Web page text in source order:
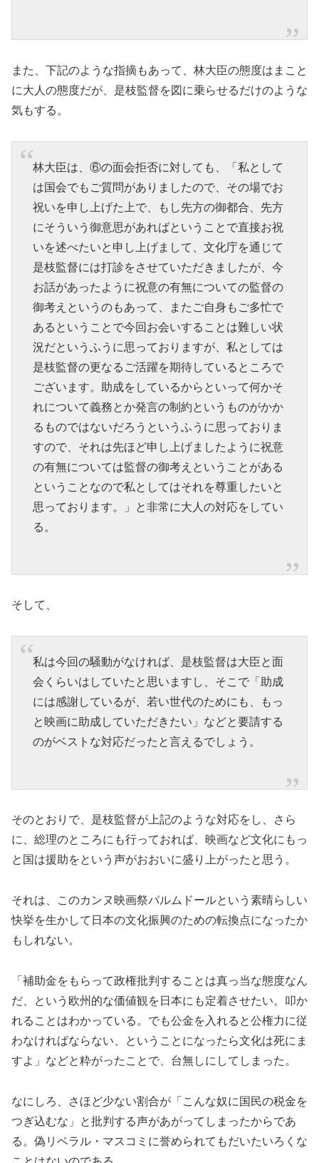
また、下記のような指摘もあって、林大臣の態度はまこと
に大人の態度だが、是枝監督を図に乗らせるだけのような
気もする。
林大臣は、⑥の面会拒否に対しても、「私として
は国会でもご質問がありましたので、その場でお
祝いを申し上げた上で、もし先方の御都合、先方
にそういう御意思があればということで直接お祝
いを述べたいと申し上げまして、文化庁を通じて
是枝監督には打診をさせていただきましたが、今
お話があったように祝意の有無についての監督の
御考えというのもあって、またご自身もご多忙で
あるということで今回お会いすることは難しい状
況だというふうに思っておりますが、私としては
是枝監督の更なるご活躍を期待しているところで
ございます。助成をしているからといって何かそ
れについて義務とか発言の制約というものがかか
るものではないだろうというふうに思っておりま
すので、それは先ほど申し上げましたように祝意
の有無については監督の御考えということがある
ということなので私としてはそれを尊重したいと
思っております。」と非常に大人の対応をしてい
る。
そして、
私は今回の騒動がなければ、是枝監督は大臣と面
会くらいはしていたと思いますし、そこで「助成
には感謝しているが、若い世代のためにも、もっ
と映画に助成していただきたい」などと要請する
のがベストな対応だったと言えるでしょう。
そのとおりで、是枝監督が上記のような対応をし、さら
に、総理のところにも行っておれば、映画など文化にもっ
と国は援助をという声がおおいに盛り上がったと思う。
それは、このカンヌ映画祭パルムドールという素晴らしい
快挙を生かして日本の文化振興のための転換点になったか
もしれない。
「補助金をもらって政権批判することは真っ当な態度なん
だ、という欧州的な価値観を日本にも定着させたい。叩か
れることはわかっている。でも公金を入れると公権力に従
わなければならない、ということになったら文化は死にま
すよ」などと粋がったことで、台無しにしてしまった。
なにしろ、さほど少ない割合が「こんな奴に国民の税金を
つぎ込むな」と批判する声があがってしまったからであ
る。偽リベラル・マスコミに誉められてもだいたいろくな